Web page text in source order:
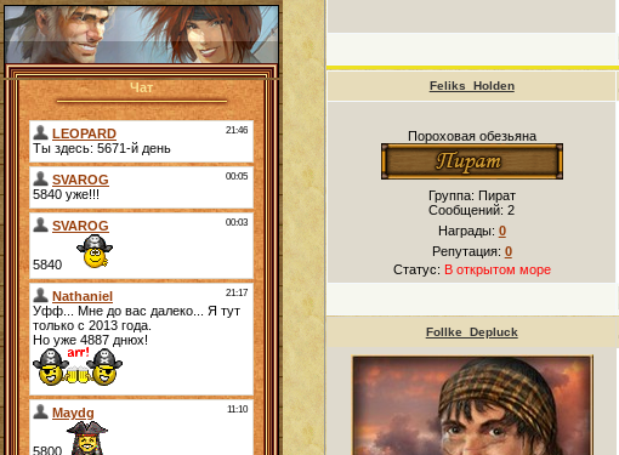
Чат Feliks_Holden
Пороховая обезьяна
Группа: Пират
Сообщений:2
Награды: 0
Репутация: 0
Статус: В открытом море
Follke_Depluck